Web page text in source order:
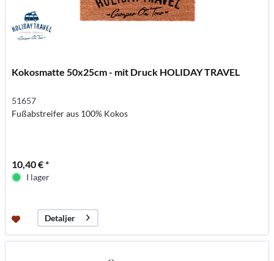
Kokosmatte 50x25cm - mit Druck HOLIDAY TRAVEL
51657
Fußabstreifer aus 100% Kokos
10,40 € *
I lager
Detaljer